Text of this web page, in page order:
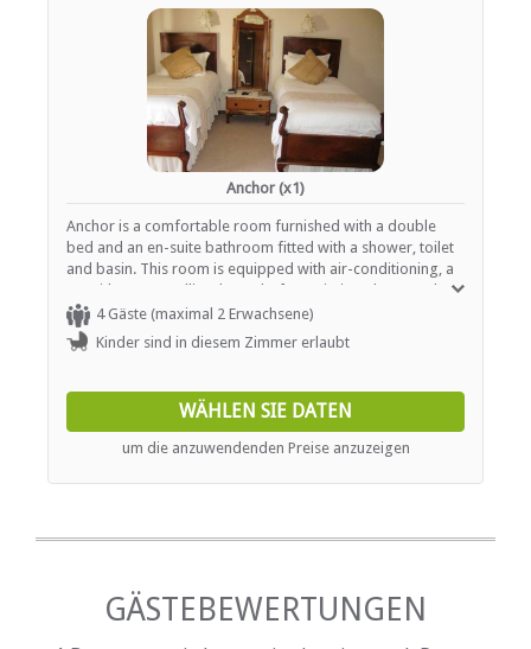
Anchor (x1)
Anchor is a comfortable room furnished with a double
bed and an en-suite bathroom fitted with a shower, toilet
and basin. This room is equipped with air-conditioning, a
TV with DStv/satellite channels, free Wi-Fi, and tea- and
coffee-making facilities.
4 Gäste (maximal 2 Erwachsene)
Kinder sind in diesem Zimmer erlaubt
WÄHLEN SIE DATEN
um die anzuwendenden Preise anzuzeigen
GÄSTEBEWERTUNGEN